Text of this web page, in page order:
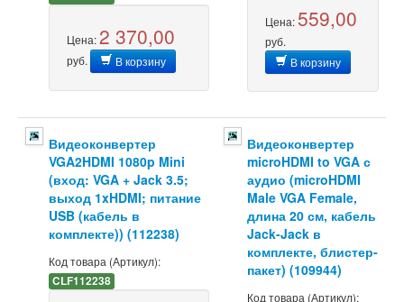
Цена: 2 370,00
руб. В корзину
Цена: 559,00
руб.
В корзину
Видеоконвертер
VGA2HDMI 1080p Mini
(вход: VGA + Jack 3.5;
выход 1xHDMI; питание
USB (кабель в
комплекте)) (112238)
Код товара (Артикул):
CLF112238
Видеоконвертер
microHDMI to VGA с
аудио (microHDMI
Male VGA Female,
длина 20 см, кабель
Jack-Jack в
комплекте, блистер-
пакет) (109944)
Код товара (Артикул):